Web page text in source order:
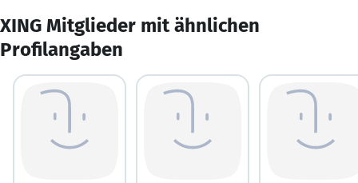
XING Mitglieder mit ähnlichen
Profilangaben